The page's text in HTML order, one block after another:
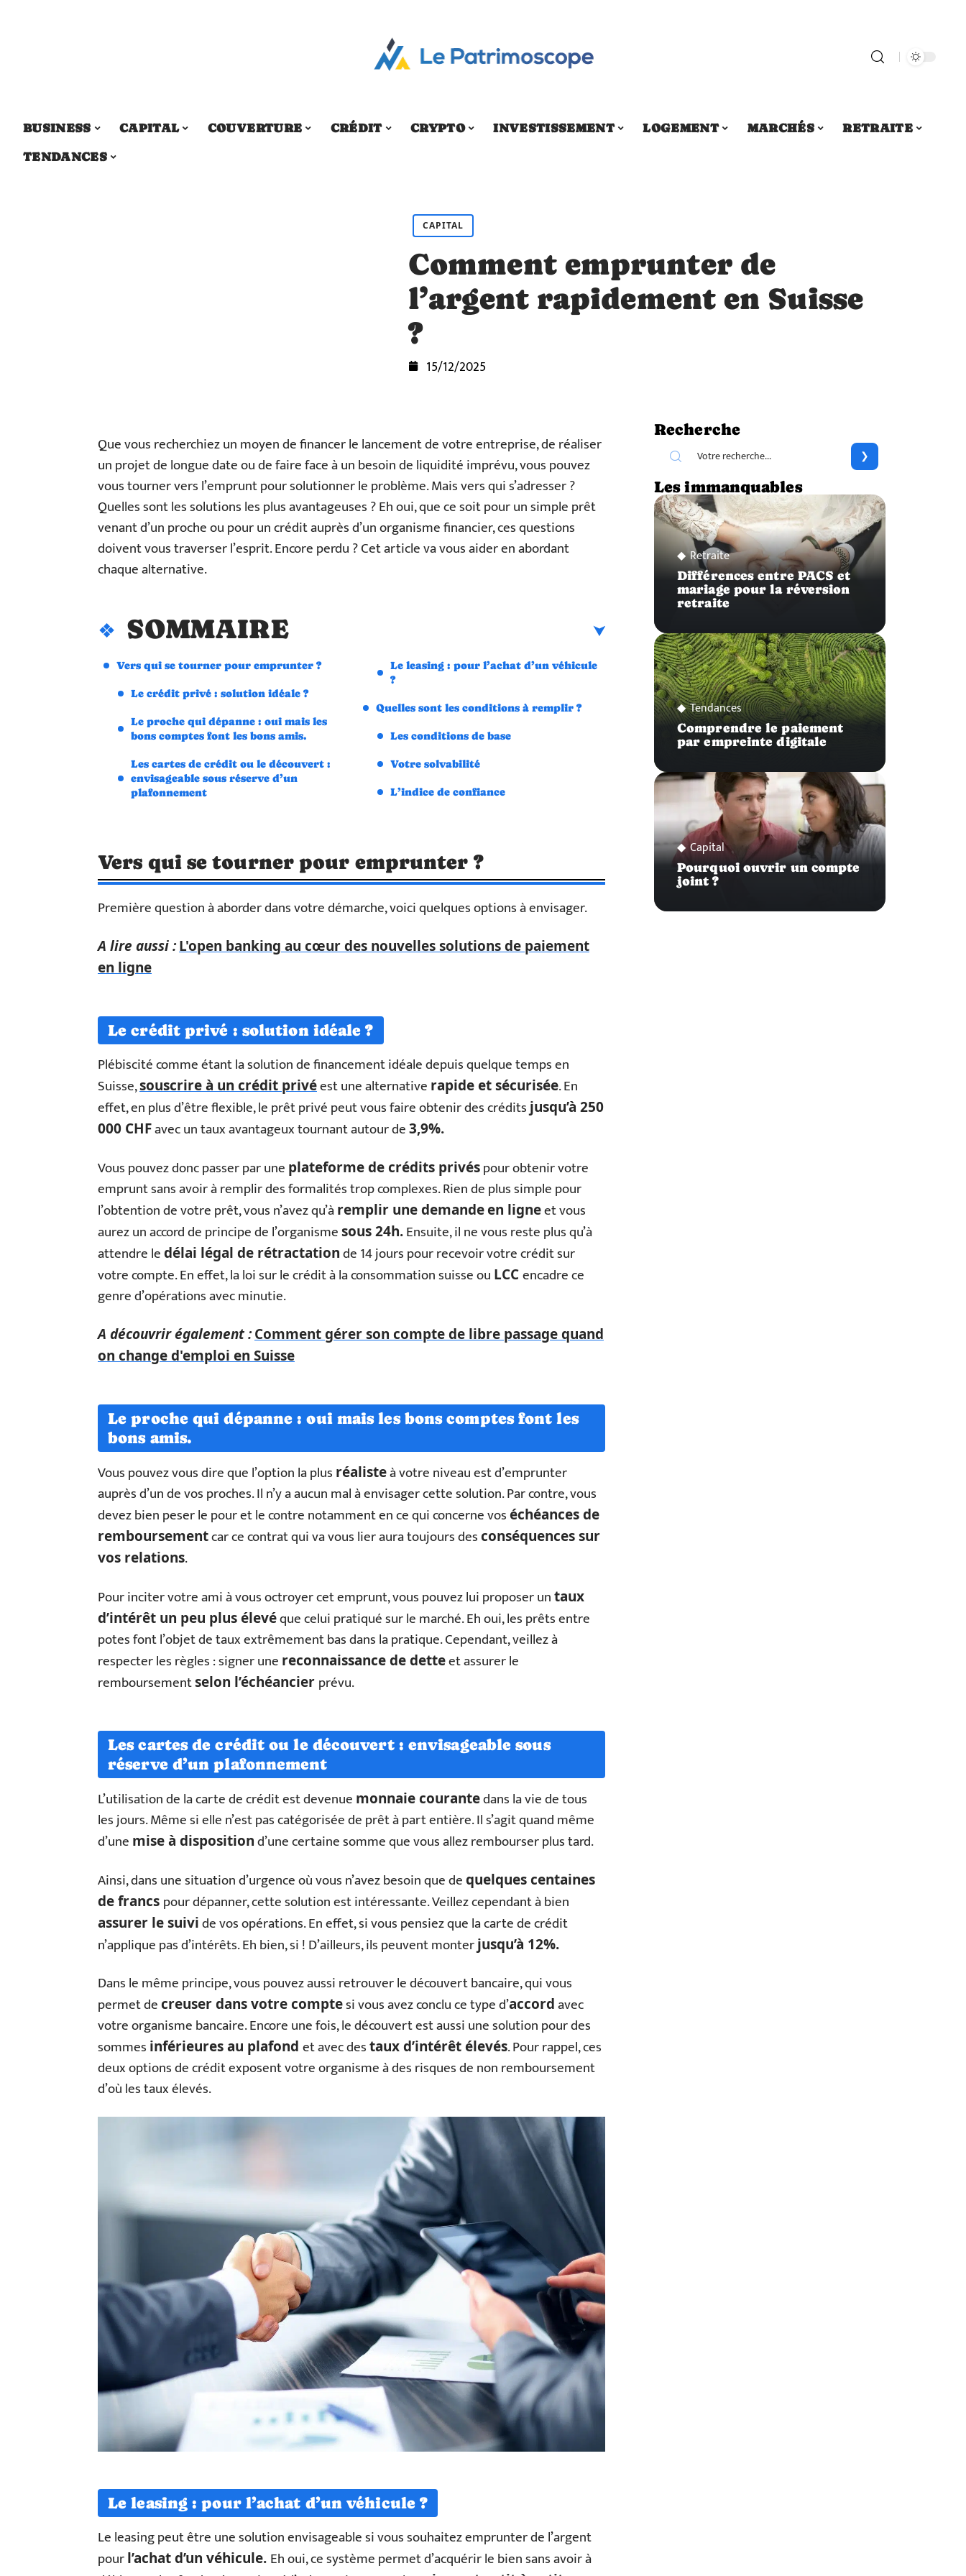
BUSINESS CAPITAL COUVERTURE CRÉDIT CRYPTO INVESTISSEMENT LOGEMENT MARCHÉS
RETRAITE
TENDANCES
CAPITAL
Comment emprunter de
l’argent rapidement en Suisse
?
15/12/2025
Que vous recherchiez un moyen de financer le lancement de votre entreprise, de réaliser
un projet de longue date ou de faire face à un besoin de liquidité imprévu, vous pouvez
vous tourner vers l’emprunt pour solutionner le problème. Mais vers qui s’adresser ?
Quelles sont les solutions les plus avantageuses ? Eh oui, que ce soit pour un simple prêt
venant d’un proche ou pour un crédit auprès d’un organisme financier, ces questions
doivent vous traverser l’esprit. Encore perdu ? Cet article va vous aider en abordant
chaque alternative.
SOMMAIRE
Vers qui se tourner pour emprunter ?
Le crédit privé : solution idéale ?
Le proche qui dépanne : oui mais les
bons comptes font les bons amis.
Les cartes de crédit ou le découvert :
envisageable sous réserve d’un
plafonnement
Le leasing : pour l’achat d’un véhicule
?
Quelles sont les conditions à remplir ?
Les conditions de base
Votre solvabilité
L’indice de confiance
Vers qui se tourner pour emprunter ?
Première question à aborder dans votre démarche, voici quelques options à envisager.
A lire aussi :L'open banking au cœur des nouvelles solutions de paiement
en ligne
Le crédit privé : solution idéale ?
Plébiscité comme étant la solution de financement idéale depuis quelque temps en
Suisse,souscrire à un crédit privéest une alternative rapide et sécurisée. En
effet, en plus d’être flexible, le prêt privé peut vous faire obtenir des créditsjusqu’à 250
000 CHFavec un taux avantageux tournant autour de3,9%.
Vous pouvez donc passer par une plateforme de crédits privéspour obtenir votre
emprunt sans avoir à remplir des formalités trop complexes. Rien de plus simple pour
l’obtention de votre prêt, vous n’avez qu’àremplir une demandeen ligneet vous
aurez un accord de principe de l’organismesous 24h.Ensuite, il ne vous reste plus qu’à
attendre ledélai légal de rétractationde 14 jours pour recevoir votre crédit sur
votre compte. En effet, la loi sur le crédit à la consommation suisse ou LCCencadre ce
genre d’opérations avec minutie.
A découvrir également :Comment gérer son compte de libre passage quand
on change d'emploi en Suisse
Le proche qui dépanne : oui mais les bons comptes font les
bons amis.
Vous pouvez vous dire que l’option la plus réalisteà votre niveau est d’emprunter
auprès d’un de vos proches. Il n’y a aucun mal à envisager cette solution. Par contre, vous
devez bien peser le pour et le contre notamment en ce qui concerne voséchéances de
remboursementcar ce contrat qui va vous lier aura toujours desconséquences sur
vos relations.
Pour inciter votre ami à vous octroyer cet emprunt, vous pouvez lui proposer untaux
d’intérêt un peu plus élevéque celui pratiqué sur le marché. Eh oui, les prêts entre
potes font l’objet de taux extrêmement bas dans la pratique. Cependant, veillez à
respecter les règles : signer une reconnaissance de detteet assurer le
remboursementselon l’échéancier prévu.
Les cartes de crédit ou le découvert : envisageable sous
réserve d’un plafonnement
L’utilisation de la carte de crédit est devenue monnaie courantedans la vie de tous
les jours. Même si elle n’est pas catégorisée de prêt à part entière. Il s’agit quand même
d’une mise à dispositiond’une certaine somme que vous allez rembourser plus tard.
Ainsi, dans une situation d’urgence où vous n’avez besoin que dequelques centaines
de francs pour dépanner, cette solution est intéressante. Veillez cependant à bien
assurer le suivide vos opérations. En effet, si vous pensiez que la carte de crédit
n’applique pas d’intérêts. Eh bien, si ! D’ailleurs, ils peuvent monterjusqu’à 12%.
Dans le même principe, vous pouvez aussi retrouver le découvert bancaire, qui vous
permet decreuser dans votre comptesi vous avez conclu ce type d’accordavec
votre organisme bancaire. Encore une fois, le découvert est aussi une solution pour des
sommes inférieures au plafond et avec destaux d’intérêt élevés. Pour rappel, ces
deux options de crédit exposent votre organisme à des risques de non remboursement
d’où les taux élevés.
Le leasing : pour l’achat d’un véhicule ?
Le leasing peut être une solution envisageable si vous souhaitez emprunter de l’argent
pourl’achat d’un véhicule. Eh oui, ce système permet d’acquérir le bien sans avoir à
Recherche
Les immanquables
Retraite
Différences entre PACS et
mariage pour la réversion
retraite
Tendances
Comprendre le paiement
par empreinte digitale
Capital
Pourquoi ouvrir un compte
joint ?